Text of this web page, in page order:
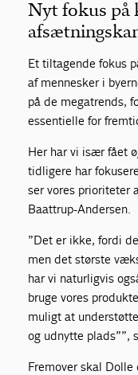
Nyt fokus på
Et tiltagende fokus
af mennesker i
på de megatrends,
essentielle for
Her har vi især fået
tidligere har
ser vores prioriteter
Baattrup-Andersen.
”Det er ikke, fordi
men det største
har vi naturligvis
bruge vores
muligt at
og udnytte plads””,
Fremover skal